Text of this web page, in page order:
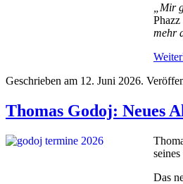
„Mir
mehr
Geschrieben am 12. Juni 2026.
Thomas Godoj: Neues
Das